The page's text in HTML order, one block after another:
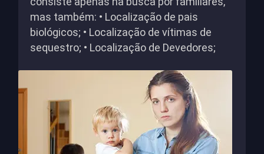
mas também: • Localização de pais
biológicos; • Localização de vítimas de
sequestro; • Localização de Devedores;